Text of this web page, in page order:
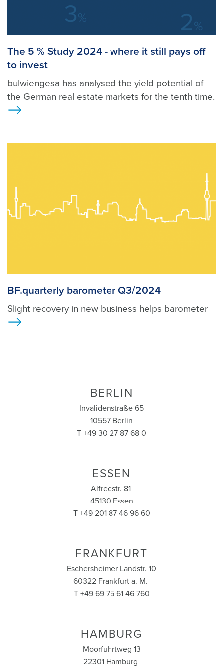
The 5 % Study 2024 - where it still pays off
to invest
bulwiengesa has analysed the yield potential of
the German real estate markets for the tenth time.
BF.quarterly barometer Q3/2024
Slight recovery in new business helps barometer
BERLIN
Invalidenstraße 65
10557 Berlin
T +49 30 27 87 68 0
ESSEN
Alfredstr. 81
45130 Essen
T +49 201 87 46 96 60
FRANKFURT
Eschersheimer Landstr. 10
60322 Frankfurt a. M.
T +49 69 75 61 46 760
HAMBURG
Moorfuhrtweg 13
22301 Hamburg